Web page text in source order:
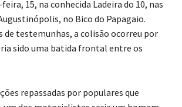
15, na conhecida Ladeira do 10, nas
no Bico do Papagaio.
testemunhas, a colisão ocorreu por
sido uma batida frontal entre os
repassadas por populares que